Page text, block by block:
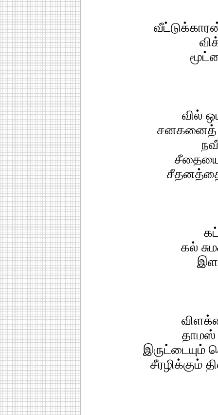
வில்
சனகனைத்
சீதனத்தை
கல்
தாமஸ்
இருட்டையும்
சீரழிக்கும்